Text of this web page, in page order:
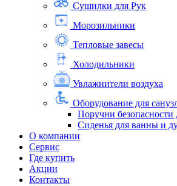
Сушилки для Рук
Морозильники
Тепловые завесы
Холодильники
Увлажнители воздуха
Оборудование для
Поручни безопасности
Сиденья для ванны и
О компании
Сервис
Где купить
Акции
Контакты